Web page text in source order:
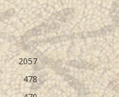
2057
478